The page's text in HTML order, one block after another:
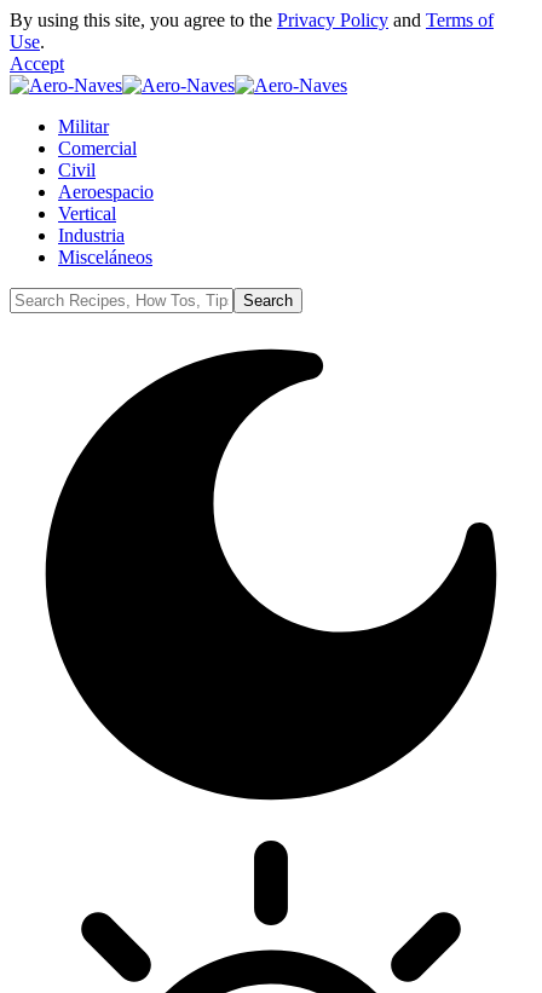
By using this site, you agree to the Privacy Policy and Terms of
Use.
Accept
Militar
Comercial
Civil
Aeroespacio
Vertical
Industria
Misceláneos